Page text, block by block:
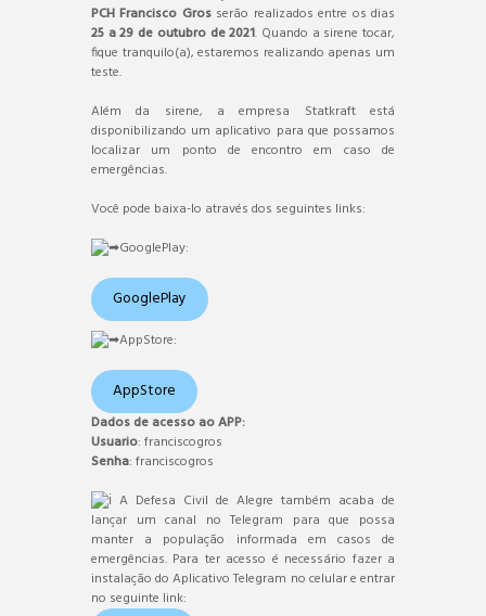
PCH Francisco Grosserão realizados entre os dias
25 a 29 de outubro de 2021. Quando a sirene tocar,
fique tranquilo(a), estaremos realizando apenas um
teste.
Além da sirene, a empresa Statkraft está
disponibilizando um aplicativo para que possamos
localizar um ponto de encontro em caso de
emergências.
Você pode baixa-lo através dos seguintes links:
GooglePlay:
GooglePlay
AppStore:
AppStore
Dados de acesso ao APP:
Usuario: franciscogros
Senha: franciscogros
A Defesa Civil de Alegre também acaba de
lançar um canal no Telegram para que possa
manter a população informada em casos de
emergências. Para ter acesso é necessário fazer a
instalação do Aplicativo Telegram no celular e entrar
no seguinte link: